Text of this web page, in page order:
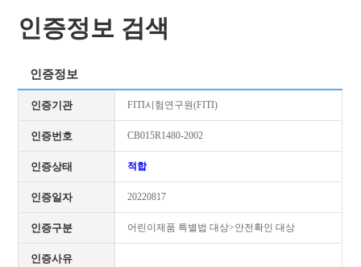
인증정보 검색
인증정보
인증기관 FITI시험연구원(FITI)
인증번호 CB015R1480-2002
인증상태 적합
인증일자 20220817
인증구분 어린이제품 특별법 대상>안전확인 대상
인증사유